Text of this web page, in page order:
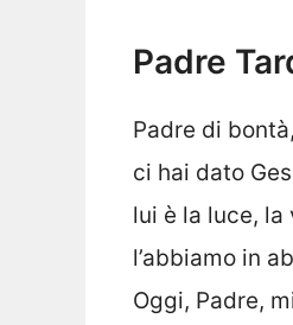
Padre
Padre di
ci hai dato
lui è la luce, la
l’abbiamo in
Oggi, Padre,